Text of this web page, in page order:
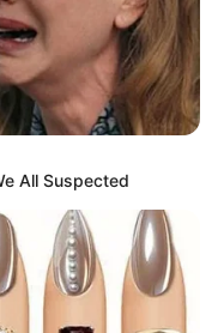
All Suspected